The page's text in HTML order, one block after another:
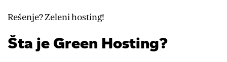
Rešenje? Zeleni hosting!
Šta je Green Hosting?